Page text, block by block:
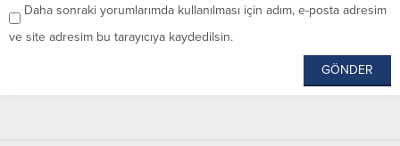
Daha sonraki yorumlarımda kullanılması için adım, e-posta adresim
ve site adresim bu tarayıcıya kaydedilsin.